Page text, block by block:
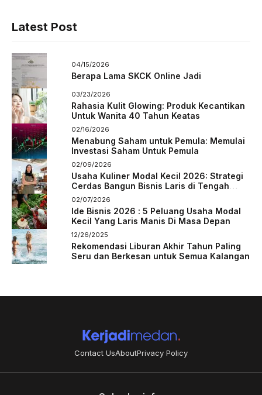
Latest Post
04/15/2026
Berapa Lama SKCK Online Jadi
03/23/2026
Rahasia Kulit Glowing: Produk Kecantikan
Untuk Wanita 40 Tahun Keatas
02/16/2026
Menabung Saham untuk Pemula: Memulai
Investasi Saham Untuk Pemula
02/09/2026
Usaha Kuliner Modal Kecil 2026: Strategi
Cerdas Bangun Bisnis Laris di Tengah
Persaingan
02/07/2026
Ide Bisnis 2026 : 5 Peluang Usaha Modal
Kecil Yang Laris Manis Di Masa Depan
12/26/2025
Rekomendasi Liburan Akhir Tahun Paling
Seru dan Berkesan untuk Semua Kalangan
Contact UsAboutPrivacy Policy